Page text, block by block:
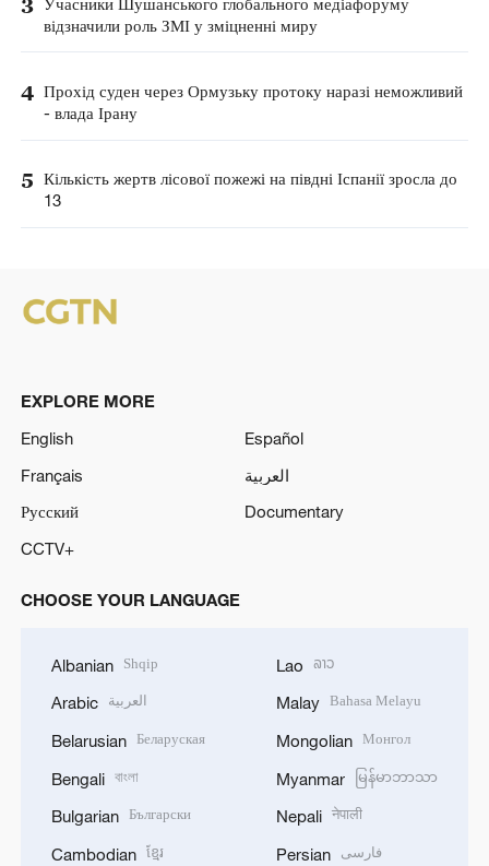
відзначили роль ЗМІ у зміцненні миру
4 Прохід суден через Ормузьку протоку наразі неможливий
- влада Ірану
5 Кількість жертв лісової пожежі на півдні Іспанії зросла до
13
EXPLORE MORE
English
Español
Français
العربية
Русский
Documentary
CCTV+
CHOOSE YOUR LANGUAGE
Albanian Shqip
Arabic العربية
Belarusian Беларуская
Bengali বাংলা
Bulgarian Български
Cambodian ខ្មែរ
Lao ລາວ
Malay Bahasa Melayu
Mongolian Монгол
Myanmar မြန်မာဘာသာ
Nepali नेपाली
Persian فارسی